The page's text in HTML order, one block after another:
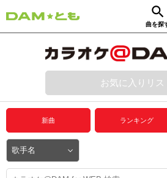
曲を探
動画からさがす
ログイン
プレミアムサービス
DAM★とも動画
DAM★とも録音
お気に入りリス
新曲 ランキング